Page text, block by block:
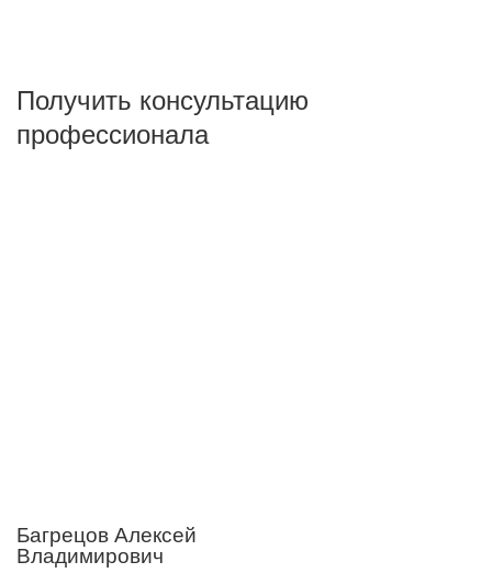
Получить консультацию
профессионала
Багрецов Алексей
Владимирович